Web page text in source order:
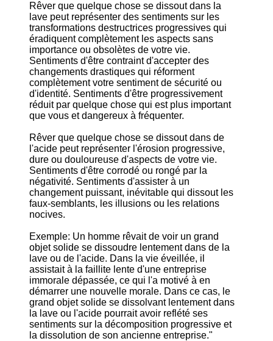
Rêver que quelque chose se dissout dans la
lave peut représenter des sentiments sur les
transformations destructrices progressives qui
éradiquent complètement les aspects sans
importance ou obsolètes de votre vie.
Sentiments d'être contraint d'accepter des
changements drastiques qui réforment
complètement votre sentiment de sécurité ou
d'identité. Sentiments d'être progressivement
réduit par quelque chose qui est plus important
que vous et dangereux à fréquenter.
Rêver que quelque chose se dissout dans de
l'acide peut représenter l'érosion progressive,
dure ou douloureuse d'aspects de votre vie.
Sentiments d'être corrodé ou rongé par la
négativité. Sentiments d'assister à un
changement puissant, inévitable qui dissout les
faux-semblants, les illusions ou les relations
nocives.
Exemple: Un homme rêvait de voir un grand
objet solide se dissoudre lentement dans de la
lave ou de l'acide. Dans la vie éveillée, il
assistait à la faillite lente d'une entreprise
immorale dépassée, ce qui l'a motivé à en
démarrer une nouvelle morale. Dans ce cas, le
grand objet solide se dissolvant lentement dans
la lave ou l'acide pourrait avoir reflété ses
sentiments sur la décomposition progressive et
la dissolution de son ancienne entreprise."